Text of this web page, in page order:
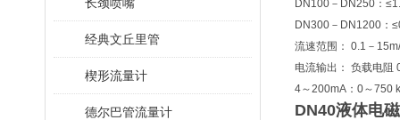
经典文丘里管
楔形流量计
德尔巴管流量计
DN100－DN250：
DN300－DN1200：
流速范围： 0.1－
电流输出： 负载电
4～200mA：0～750
DN40液体电